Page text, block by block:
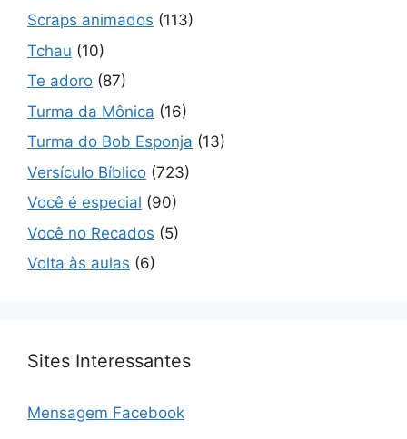
Scraps animados (113)
Tchau (10)
Te adoro (87)
Turma da Mônica (16)
Turma do Bob Esponja (13)
Versículo Bíblico (723)
Você é especial (90)
Você no Recados (5)
Volta às aulas (6)
Sites Interessantes
Mensagem Facebook